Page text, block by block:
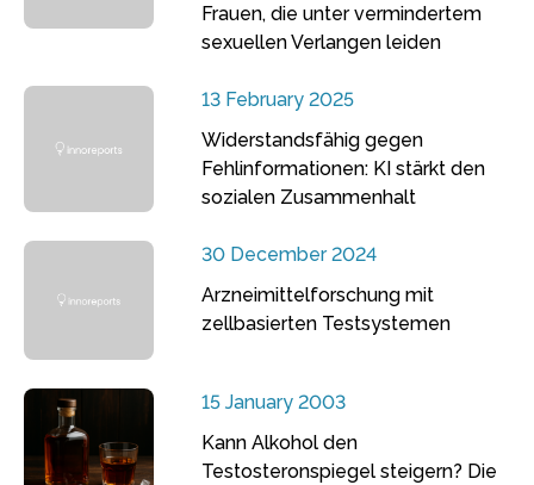
Frauen, die unter vermindertem
sexuellen Verlangen leiden
13 February 2025
Widerstandsfähig gegen
Fehlinformationen: KI stärkt den
sozialen Zusammenhalt
30 December 2024
Arzneimittelforschung mit
zellbasierten Testsystemen
15 January 2003
Kann Alkohol den
Testosteronspiegel steigern? Die